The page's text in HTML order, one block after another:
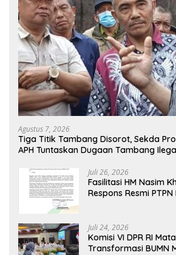
Agustus 7, 2026
Tiga Titik Tambang Disorot, Sekda
APH Tuntaskan Dugaan Tambang
Juli 26, 2026
Fasilitasi HM Nasim
Respons Resmi PTPN
Juli 24, 2026
Komisi VI DPR RI
Transformasi BUMN